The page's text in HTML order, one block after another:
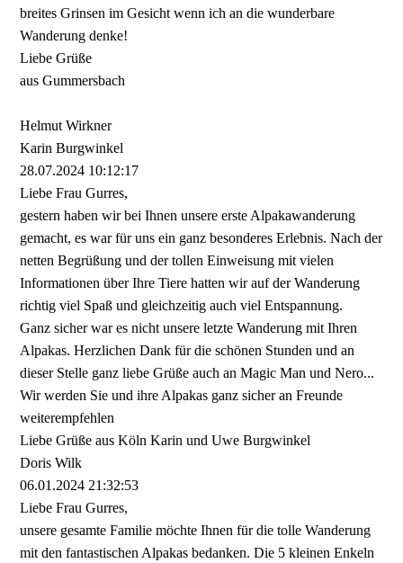
breites Grinsen im Gesicht wenn ich an die wunderbare
Wanderung denke!
Liebe Grüße
aus Gummersbach
Helmut Wirkner
Karin Burgwinkel
28.07.2024 10:12:17
Liebe Frau Gurres,
gestern haben wir bei Ihnen unsere erste Alpakawanderung
gemacht, es war für uns ein ganz besonderes Erlebnis. Nach der
netten Begrüßung und der tollen Einweisung mit vielen
Informationen über Ihre Tiere hatten wir auf der Wanderung
richtig viel Spaß und gleichzeitig auch viel Entspannung.
Ganz sicher war es nicht unsere letzte Wanderung mit Ihren
Alpakas. Herzlichen Dank für die schönen Stunden und an
dieser Stelle ganz liebe Grüße auch an Magic Man und Nero...
Wir werden Sie und ihre Alpakas ganz sicher an Freunde
weiterempfehlen
Liebe Grüße aus Köln Karin und Uwe Burgwinkel
Doris Wilk
06.01.2024 21:32:53
Liebe Frau Gurres,
unsere gesamte Familie möchte Ihnen für die tolle Wanderung
mit den fantastischen Alpakas bedanken. Die 5 kleinen Enkeln